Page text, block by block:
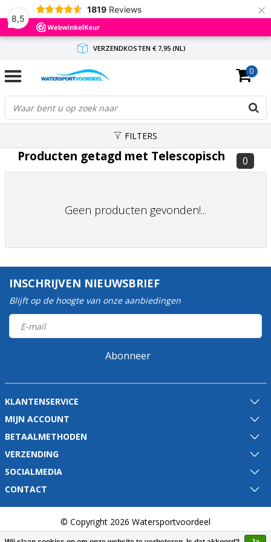
8,5
1819 Reviews ×
VERZENDKOSTEN € 7,95 (NL)
GRATIS VERZENDING(NL) VANAF € 65,-
BINNEN 1-3 WERKDAGEN ANTWOORD
0
FILTERS
Producten getagd met Telescopisch 0
Geen producten gevonden!...
INSCHRIJVEN NIEUWSBRIEF
Blijft op de hoogte van onze aanbiedingen
Abonneer
KLANTENSERVICE
MIJN ACCOUNT
BETAALMETHODEN
VERZENDING
SOCIALMEDIA
CONTACT
© Copyright 2026 Watersportvoordeel